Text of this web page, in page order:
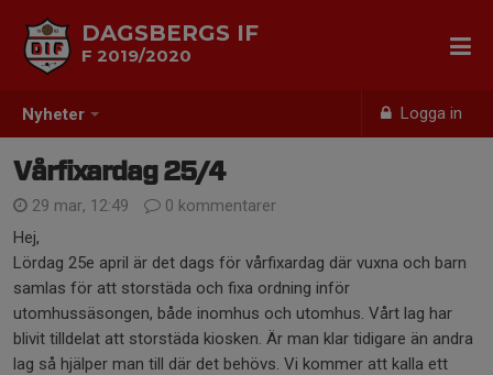
Nyheter Logga in
DAGSBERGS IF
F 2019/2020
Vårfixardag 25/4
29 mar, 12:49
0 kommentarer
Hej,
Lördag 25e april är det dags för vårfixardag där vuxna och barn
samlas för att storstäda och fixa ordning inför
utomhussäsongen, både inomhus och utomhus. Vårt lag har
blivit tilldelat att storstäda kiosken. Är man klar tidigare än andra
lag så hjälper man till där det behövs. Vi kommer att kalla ett